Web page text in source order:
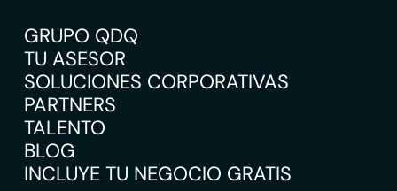
GRUPO QDQ
TU ASESOR
SOLUCIONES CORPORATIVAS
PARTNERS
TALENTO
BLOG
INCLUYE TU NEGOCIO GRATIS